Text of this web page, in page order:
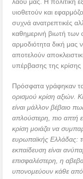
υιοθετούν και
συχνά ανατρεπτικές
καθημερινή βιωτή
αρμοδιότητα δική μας
αποτελούν
υπέρβασης της κρίσης
Πρόσφατα γράφηκαν
ορισμού κρίση αξιών.
είναι μάλλον βέβαιο
απλούστερη, πιο απτή
κρίση μοιάζει να
ευρωπαϊκής Ελλάδας:
εκπαίδευση είναι
επισφαλέστερη, η
υπονομεύουν κάθε